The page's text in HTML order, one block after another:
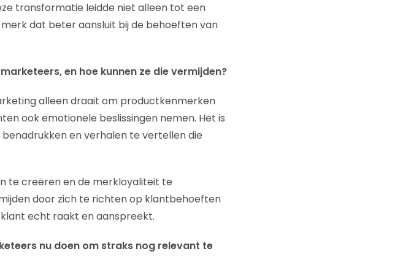
transformatie leidde niet alleen tot een
dat beter aansluit bij de behoeften van
en hoe kunnen ze die vermijden?
alleen draait om productkenmerken
ook emotionele beslissingen nemen. Het is
en verhalen te vertellen die
te creëren en de merkloyaliteit te
door zich te richten op klantbehoeften
echt raakt en aanspreekt.
nu doen om straks nog relevant te